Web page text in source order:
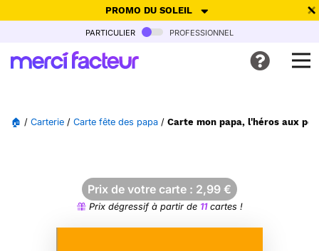
PROMO DU SOLEIL
-30% de réduction avec le code SUMMER26pour envoyer des
Ne plus afficher
particulier professionnel
🏠 / Carterie / Carte fête des papa / Carte mon papa, l'héros aux
Prix de votre carte : 2,99 €
Prix dégressif à partir de 11cartes !